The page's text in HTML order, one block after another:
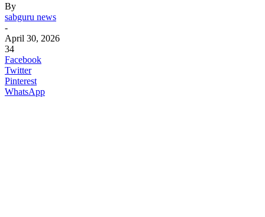
By
sabguru news
-
April 30, 2026
34
Facebook
Twitter
Pinterest
WhatsApp